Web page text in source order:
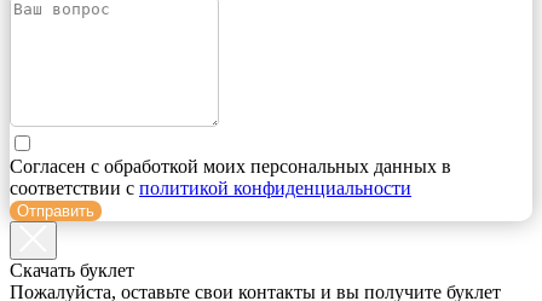
Согласен с обработкой моих персональных данных в
соответствии с политикой конфиденциальности
Отправить
Cкачать буклет
Пожалуйста, оставьте свои контакты и вы получите буклет